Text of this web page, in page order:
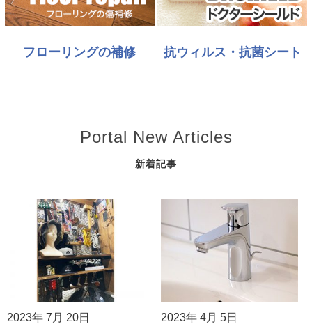
フローリングの補修 抗ウィルス・抗菌シート
Portal New Articles
新着記事
2023年 7月 20日
2023年 4月 5日